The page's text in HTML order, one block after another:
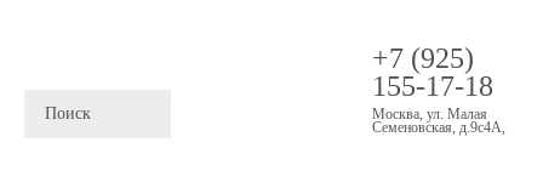
+7 (925)
155-17-18
Москва, ул. Малая
Семеновская, д.9с4А,